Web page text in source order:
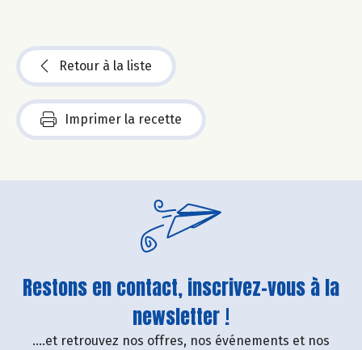
Retour à la liste
Imprimer la recette
Restons en contact, inscrivez-vous à la
newsletter !
....et retrouvez nos offres, nos événements et nos